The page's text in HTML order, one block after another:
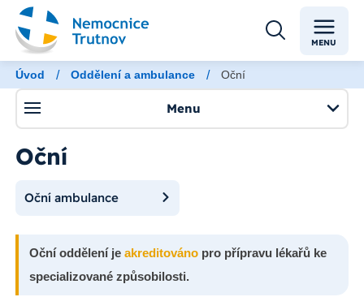
MENU
Úvod / Oddělení a ambulance / Oční
Menu
Oční
Oční ambulance
Oční oddělení je akreditovánopro přípravu lékařů ke
specializované způsobilosti.